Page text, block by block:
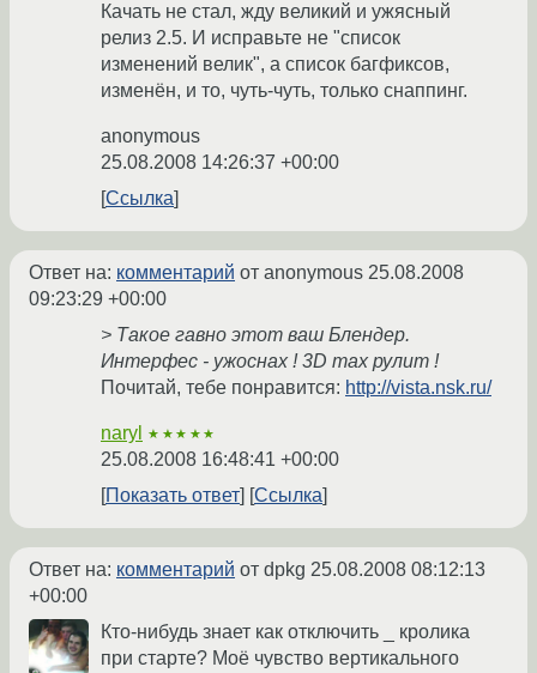
Качать не стал, жду великий и ужясный
релиз 2.5. И исправьте не "список
изменений велик", а список багфиксов,
изменён, и то, чуть-чуть, только снаппинг.
anonymous
25.08.2008 14:26:37 +00:00
Ссылка
Ответ на: комментарий от anonymous 25.08.2008
09:23:29 +00:00
> Такое гавно этот ваш Блендер.
Интерфес - ужоснах ! 3D max рулит !
Почитай, тебе понравится: http://vista.nsk.ru/
naryl ★★★★★
25.08.2008 16:48:41 +00:00
Показать ответ
Ссылка
Ответ на: комментарий от dpkg 25.08.2008 08:12:13
+00:00
Кто-нибудь знает как отключить _ кролика
при старте? Моё чувство вертикального